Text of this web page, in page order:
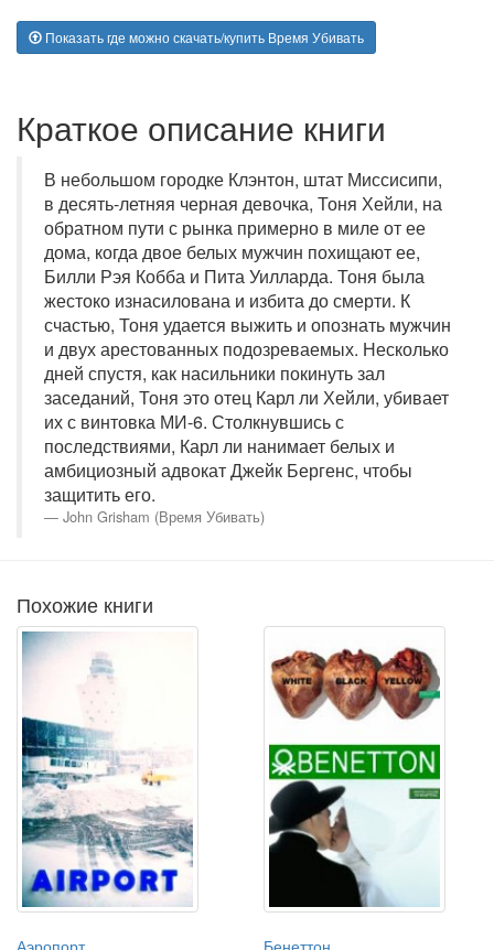
Показать где можно скачать/купить Время Убивать
Краткое описание книги
В небольшом городке Клэнтон, штат Миссисипи,
в десять-летняя черная девочка, Тоня Хейли, на
обратном пути с рынка примерно в миле от ее
дома, когда двое белых мужчин похищают ее,
Билли Рэя Кобба и Пита Уилларда. Тоня была
жестоко изнасилована и избита до смерти. К
счастью, Тоня удается выжить и опознать мужчин
и двух арестованных подозреваемых. Несколько
дней спустя, как насильники покинуть зал
заседаний, Тоня это отец Карл ли Хейли, убивает
их с винтовка МИ-6. Столкнувшись с
последствиями, Карл ли нанимает белых и
амбициозный адвокат Джейк Бергенс, чтобы
защитить его.
John Grisham (Время Убивать)
Похожие книги
Аэропорт Бенеттон